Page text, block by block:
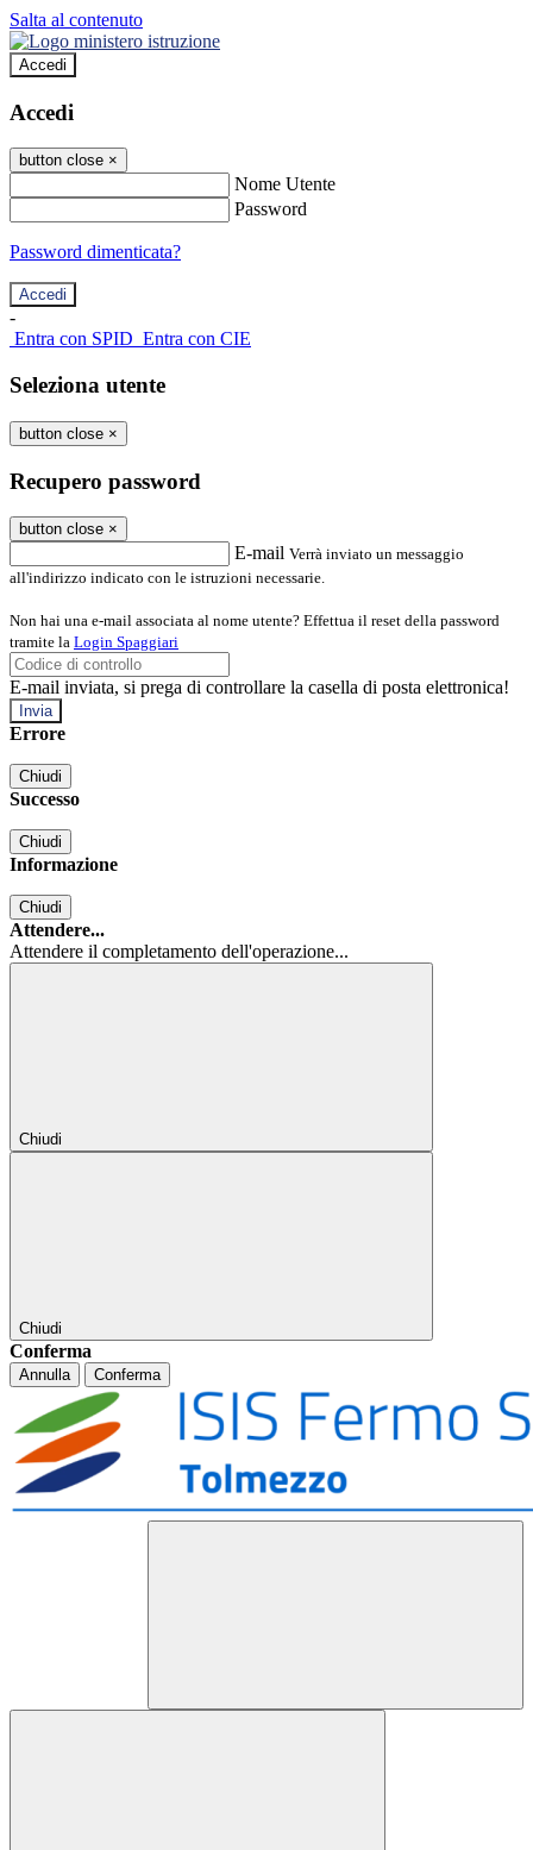
Salta al contenuto
Accedi
Accedi
button close ×
Nome Utente
Password
Password dimenticata?
-
Entra con SPID Entra con CIE
Seleziona utente
button close ×
Recupero password
button close ×
E-mail Verrà inviato un messaggio
all'indirizzo indicato con le istruzioni necessarie.
Non hai una e-mail associata al nome utente? Effettua il reset della password
tramite la Login Spaggiari
E-mail inviata, si prega di controllare la casella di posta elettronica!
Errore
Chiudi
Successo
Chiudi
Informazione
Chiudi
Attendere...
Attendere il completamento dell'operazione...
Chiudi
Chiudi
Conferma
Annulla Conferma